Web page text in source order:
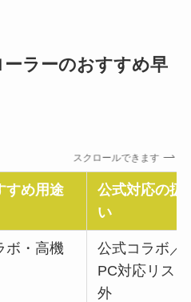
ラーのおすすめ早
スクロールできます
すめ用途
公式対応の扱
い
ボ・高機
公式コラボ／
PC対応リスト
外